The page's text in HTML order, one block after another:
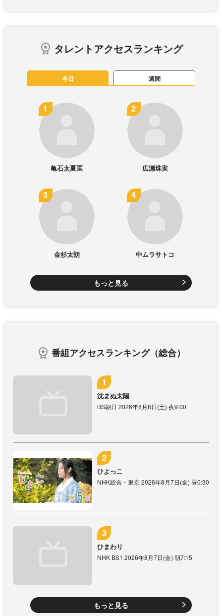
タレントアクセスランキング
今日 週間
亀石太夏匡 広瀬珠実
金杉太朗 中ムラサトコ
もっと見る
番組アクセスランキング（総合）
沈まぬ太陽
BS朝日 2026年8月8日(土) 夜9:00
ひよっこ
NHK総合・東京 2026年8月7日(金) 昼0:30
ひまわり
NHK BS1 2026年8月7日(金) 朝7:15
もっと見る